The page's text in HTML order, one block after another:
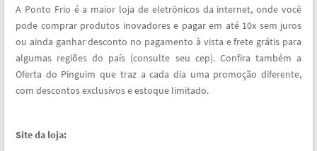
A Ponto Frio é a maior loja de eletrônicos da internet, onde você
pode comprar produtos inovadores e pagar em até 10x sem juros
ou ainda ganhar desconto no pagamento à vista e frete grátis para
algumas regiões do país (consulte seu cep). Confira também a
Oferta do Pinguim que traz a cada dia uma promoção diferente,
com descontos exclusivos e estoque limitado.
Site da loja: